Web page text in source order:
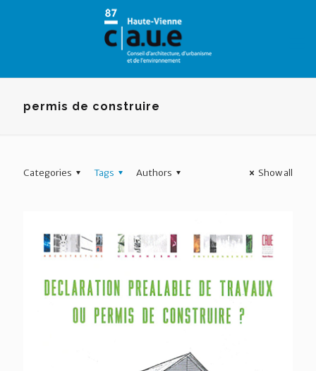
permis de construire
Categories Tags Authors Show all
Panneau de gestion des cookies